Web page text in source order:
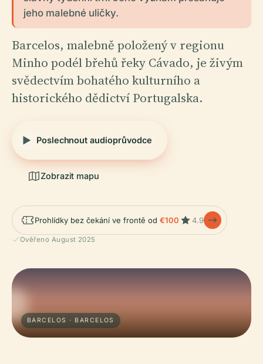
jeho malebné uličky.
Barcelos, malebně položený v regionu
Minho podél břehů řeky Cávado, je živým
svědectvím bohatého kulturního a
historického dědictví Portugalska.
Poslechnout audioprůvodce
Zobrazit mapu
Prohlídky bez čekání ve frontě od €100 4.9
Ověřeno August 2025
BARCELOS · BARCELOS